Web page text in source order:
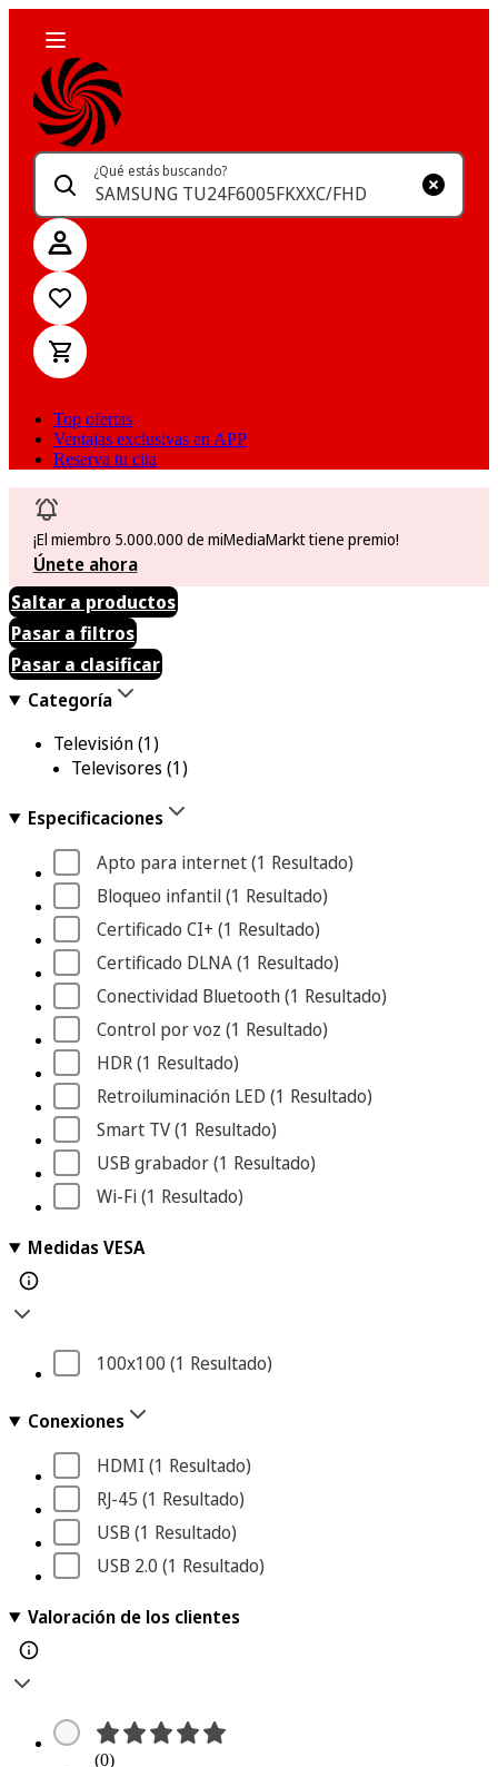
¿Qué estás buscando?
Top ofertas
Ventajas exclusivas en APP
Reserva tu cita
¡El miembro 5.000.000 de miMediaMarkt tiene premio!
Únete ahora
Saltar a productos
Pasar a filtros
Pasar a clasificar
Categoría
Televisión(1)
Televisores (1)
Especificaciones
Apto para internet (1 Resultado)
Bloqueo infantil (1 Resultado)
Certificado CI+ (1 Resultado)
Certificado DLNA (1 Resultado)
Conectividad Bluetooth (1 Resultado)
Control por voz (1 Resultado)
HDR (1 Resultado)
Retroiluminación LED (1 Resultado)
Smart TV (1 Resultado)
USB grabador (1 Resultado)
Wi-Fi (1 Resultado)
Medidas VESA
100x100 (1 Resultado)
Conexiones
HDMI (1 Resultado)
RJ-45 (1 Resultado)
USB (1 Resultado)
USB 2.0 (1 Resultado)
Valoración de los clientes
(0)